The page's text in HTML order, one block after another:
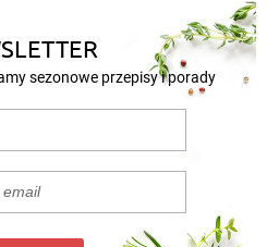
sezonowe przepisy i porady